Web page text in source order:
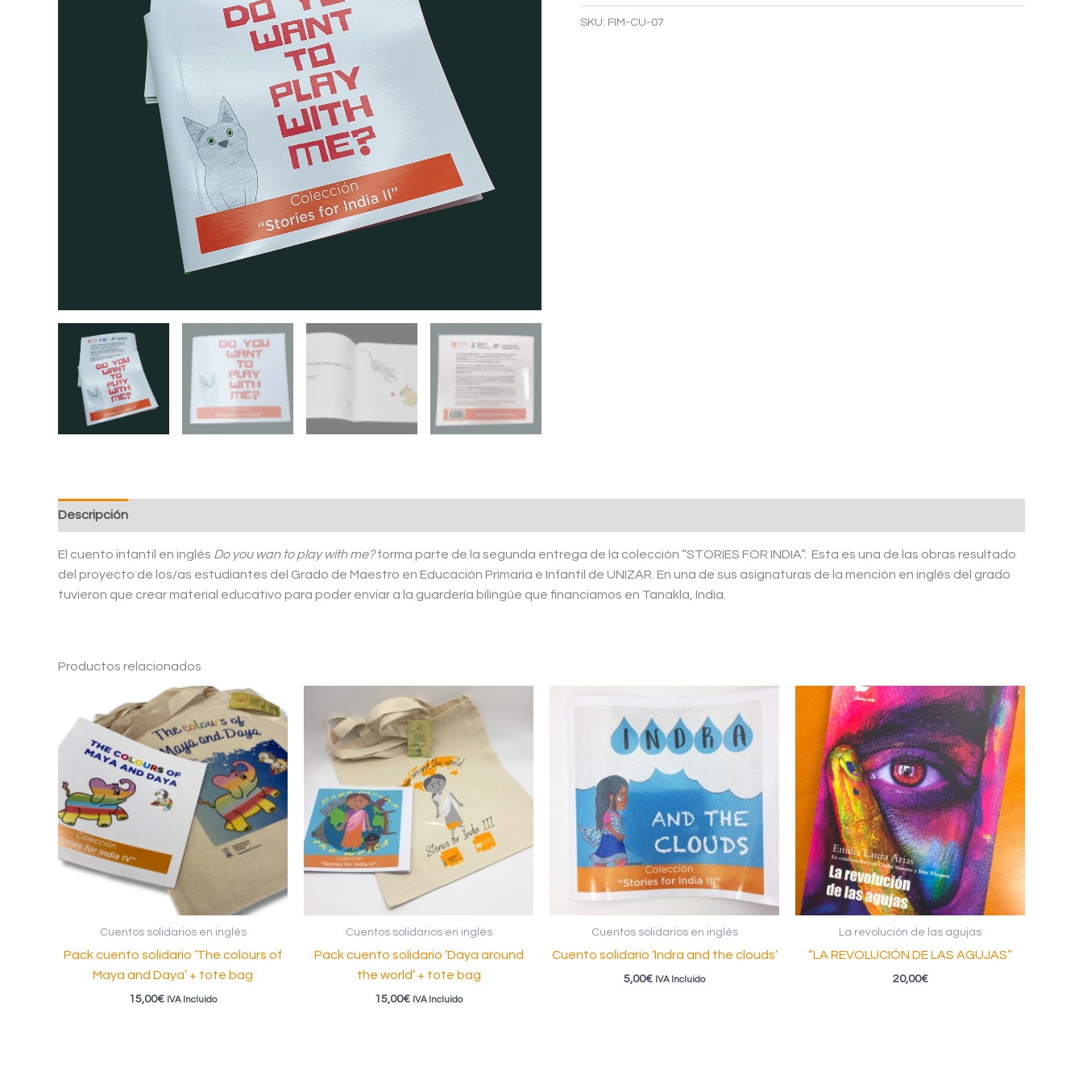
SKU: FIM-CU-07
Descripción
El cuento infantil en inglés Do you wan to play with me?forma parte de la segunda entrega de la colección “STORIES FOR INDIA”. Esta es una de las obras resultado
del proyecto de los/as estudiantes del Grado de Maestro en Educación Primaria e Infantil de UNIZAR. En una de sus asignaturas de la mención en inglés del grado
tuvieron que crear material educativo para poder enviar a la guardería bilingüe que financiamos en Tanakla, India.
Productos relacionados
Cuentos solidarios en inglés
Pack cuento solidario ‘The colours of
Maya and Daya’ + tote bag
15,00€ IVA Incluido
Cuentos solidarios en inglés
Pack cuento solidario ‘Daya around
the world’ + tote bag
15,00€ IVA Incluido
Cuentos solidarios en inglés
Cuento solidario ‘Indra and the clouds’
5,00€ IVA Incluido
La revolución de las agujas
“LA REVOLUCIÓN DE LAS AGUJAS”
20,00€